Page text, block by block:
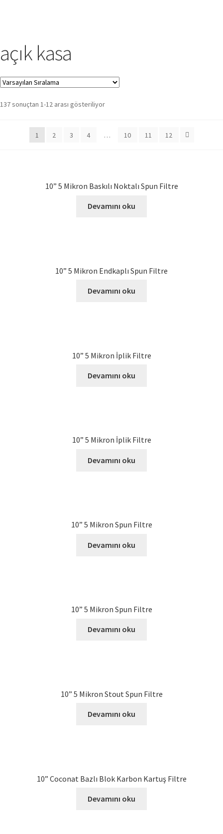
açık kasa
137 sonuçtan 1-12 arası gösteriliyor
1 2 3 4 … 10 11 12
10” 5 Mikron Baskılı Noktalı Spun Filtre
Devamını oku
10” 5 Mikron Endkaplı Spun Filtre
Devamını oku
10” 5 Mikron İplik Filtre
Devamını oku
10” 5 Mikron İplik Filtre
Devamını oku
10” 5 Mikron Spun Filtre
Devamını oku
10” 5 Mikron Spun Filtre
Devamını oku
10” 5 Mikron Stout Spun Filtre
Devamını oku
10” Coconat Bazlı Blok Karbon Kartuş Filtre
Devamını oku